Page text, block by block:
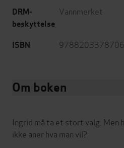
DRM-
beskyttelse
Vannmerket
ISBN 9788203378706
Om boken
Ingrid må ta et stort valg. Men
ikke aner hva man vil?